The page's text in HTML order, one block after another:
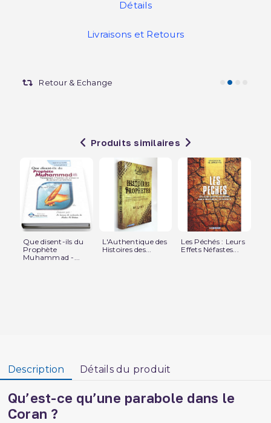
Détails
Livraisons et Retours
Retour & Echange
Produits similaires
Que disent-ils du
Prophète
Muhammad -...
L'Authentique des
Histoires des...
Les Péchés : Leurs
Effets Néfastes...
Description Détails du produit
Qu’est-ce qu’une parabole dans le
Coran ?